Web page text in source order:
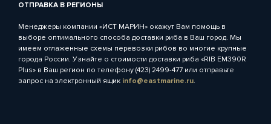
ОТПРАВКА В РЕГИОНЫ
Менеджеры компании «ИСТ МАРИН» окажут Вам помощь в
выборе оптимального способа доставки риба в Ваш город. Мы
имеем отлаженные схемы перевозки рибов во многие крупные
города России. Узнайте о стоимости доставки риба «RIB EM390R
Plus» в Ваш регион по телефону (423) 2499-477 или отправьте
запрос на электронный ящик info@eastmarine.ru.